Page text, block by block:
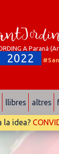
A Paraná
2022
llibres altres
la idea?